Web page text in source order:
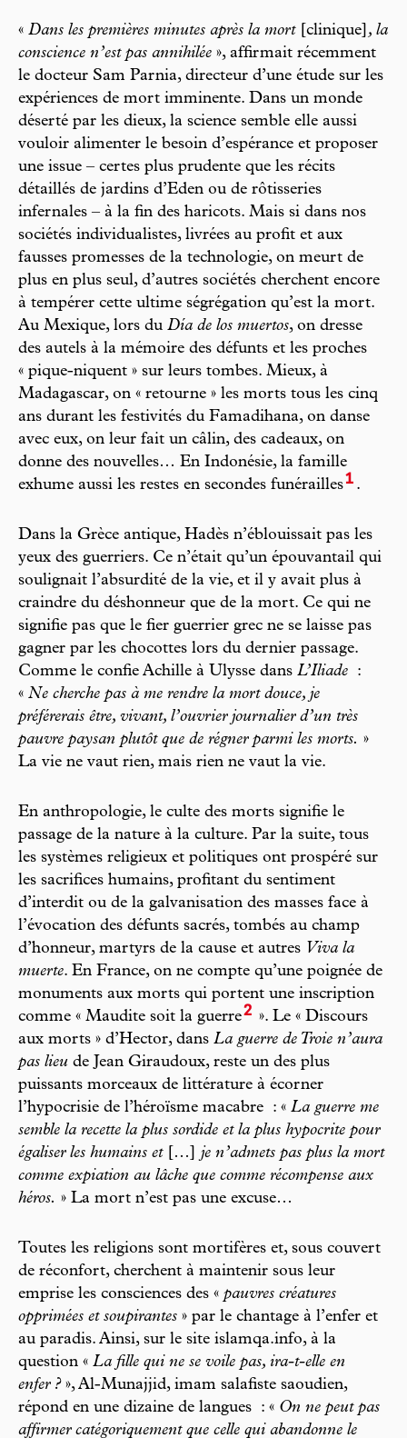
« Dans les premières minutes après la mort [clinique] , la
conscience n’est pas annihilée », affirmait récemment
le docteur Sam Parnia, directeur d’une étude sur les
expériences de mort imminente. Dans un monde
déserté par les dieux, la science semble elle aussi
vouloir alimenter le besoin d’espérance et proposer
une issue – certes plus prudente que les récits
détaillés de jardins d’Eden ou de rôtisseries
infernales – à la fin des haricots. Mais si dans nos
sociétés individualistes, livrées au profit et aux
fausses promesses de la technologie, on meurt de
plus en plus seul, d’autres sociétés cherchent encore
à tempérer cette ultime ségrégation qu’est la mort.
Au Mexique, lors du Día de los muertos, on dresse
des autels à la mémoire des défunts et les proches
« pique-niquent » sur leurs tombes. Mieux, à
Madagascar, on « retourne » les morts tous les cinq
ans durant les festivités du Famadihana, on danse
avec eux, on leur fait un câlin, des cadeaux, on
donne des nouvelles… En Indonésie, la famille
exhume aussi les restes en secondes funérailles1 .
Dans la Grèce antique, Hadès n’éblouissait pas les
yeux des guerriers. Ce n’était qu’un épouvantail qui
soulignait l’absurdité de la vie, et il y avait plus à
craindre du déshonneur que de la mort. Ce qui ne
signifie pas que le fier guerrier grec ne se laisse pas
gagner par les chocottes lors du dernier passage.
Comme le confie Achille à Ulysse dans L’Iliade :
« Ne cherche pas à me rendre la mort douce, je
préférerais être, vivant, l’ouvrier journalier d’un très
pauvre paysan plutôt que de régner parmi les morts. »
La vie ne vaut rien, mais rien ne vaut la vie.
En anthropologie, le culte des morts signifie le
passage de la nature à la culture. Par la suite, tous
les systèmes religieux et politiques ont prospéré sur
les sacrifices humains, profitant du sentiment
d’interdit ou de la galvanisation des masses face à
l’évocation des défunts sacrés, tombés au champ
d’honneur, martyrs de la cause et autres Viva la
muerte. En France, on ne compte qu’une poignée de
monuments aux morts qui portent une inscription
comme « Maudite soit la guerre2 ». Le « Discours
aux morts » d’Hector, dans La guerre de Troie n’aura
pas lieu de Jean Giraudoux, reste un des plus
puissants morceaux de littérature à écorner
l’hypocrisie de l’héroïsme macabre : « La guerre me
semble la recette la plus sordide et la plus hypocrite pour
égaliser les humains et[…] je n’admets pas plus la mort
comme expiation au lâche que comme récompense aux
héros. » La mort n’est pas une excuse…
Toutes les religions sont mortifères et, sous couvert
de réconfort, cherchent à maintenir sous leur
emprise les consciences des « pauvres créatures
opprimées et soupirantes » par le chantage à l’enfer et
au paradis. Ainsi, sur le site islamqa.info, à la
question « La fille qui ne se voile pas, ira-t-elle en
enfer ?», Al-Munajjid, imam salafiste saoudien,
répond en une dizaine de langues : « On ne peut pas
affirmer catégoriquement que celle qui abandonne le